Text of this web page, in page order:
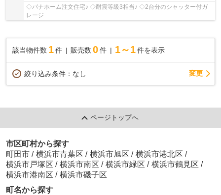
◇パナホーム注文住宅♪ ◇耐震等級3相当♪ ◇2台分のシャッター付ガ
レージ
該当物件数 1件 販売数 0 件 1～1 件を表示
絞り込み条件： なし 変更
ページトップへ
市区町村から探す
町田市 / 横浜市青葉区 / 横浜市旭区 / 横浜市港北区 /
横浜市戸塚区 / 横浜市南区 / 横浜市緑区 / 横浜市鶴見区 /
横浜市港南区 / 横浜市磯子区
町名から探す